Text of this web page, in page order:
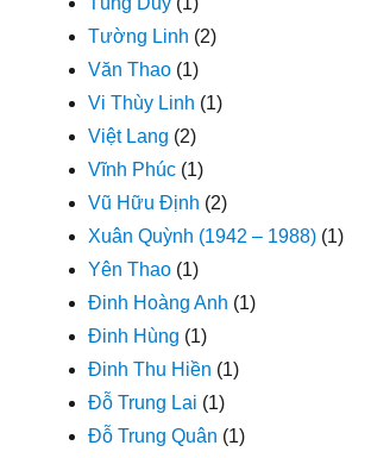
Tường Linh (2)
Văn Thao (1)
Vi Thùy Linh (1)
Việt Lang (2)
Vĩnh Phúc (1)
Vũ Hữu Định (2)
Xuân Quỳnh (1942 – 1988) (1)
Yên Thao (1)
Đinh Hoàng Anh (1)
Đinh Hùng (1)
Đinh Thu Hiền (1)
Đỗ Trung Lai (1)
Đỗ Trung Quân (1)